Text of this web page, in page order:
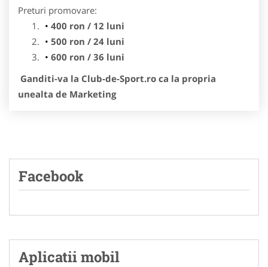
Preturi promovare:
400 ron / 12 luni
500 ron / 24 luni
600 ron / 36 luni
Ganditi-va la Club-de-Sport.ro ca la propria
unealta de Marketing
Facebook
Aplicatii mobil